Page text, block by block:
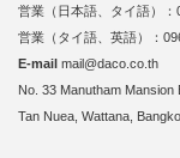
営業（日本語、タイ語）：
営業（タイ語、英語）：
E-mail mail@daco.co.th
No. 33 Manutham Mansion
Tan Nuea, Wattana,